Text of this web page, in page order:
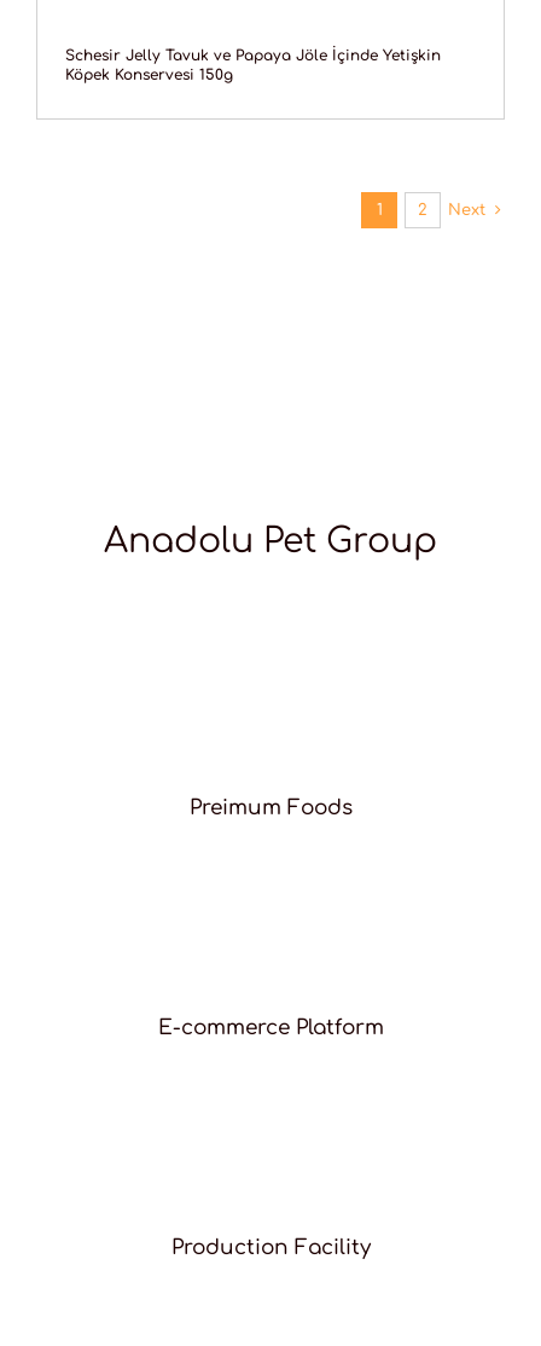
Schesir Jelly Tavuk ve Papaya Jöle İçinde Yetişkin
Köpek Konservesi 150g
1 2 Next
Anadolu Pet Group
Preimum Foods
E-commerce Platform
Production Facility